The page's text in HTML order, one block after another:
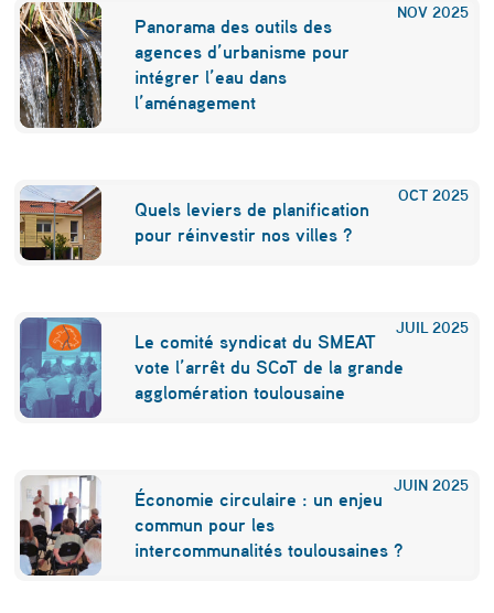
NOV 2025
Panorama des outils des
agences d’urbanisme pour
intégrer l’eau dans
l’aménagement
OCT 2025
Quels leviers de planification
pour réinvestir nos villes ?
JUIL 2025
Le comité syndicat du SMEAT
vote l’arrêt du SCoT de la grande
agglomération toulousaine
JUIN 2025
Économie circulaire : un enjeu
commun pour les
intercommunalités toulousaines ?